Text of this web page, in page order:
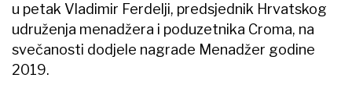
u petak Vladimir Ferdelji, predsjednik Hrvatskog
udruženja menadžera i poduzetnika Croma, na
svečanosti dodjele nagrade Menadžer godine
2019.